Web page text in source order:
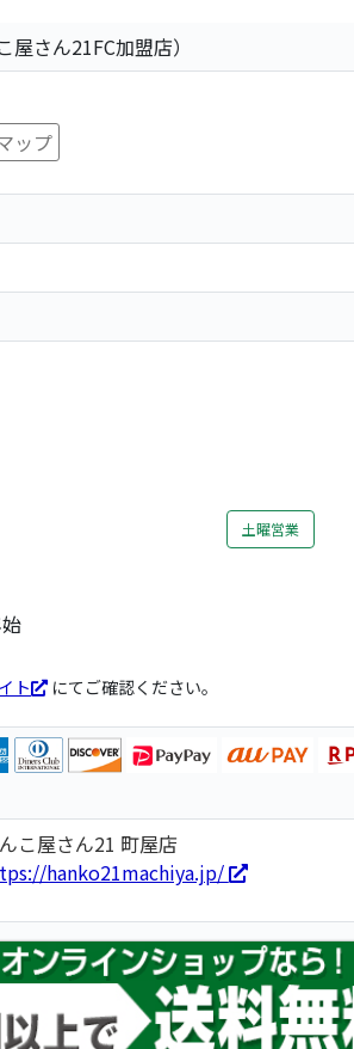
屋さん21FC加盟店）
ップ
ト にてご確認ください。
土曜営業
こ屋さん21 町屋店
hanko21machiya.jp/